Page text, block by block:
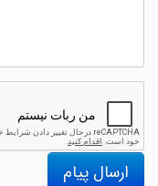
ارسال پیام